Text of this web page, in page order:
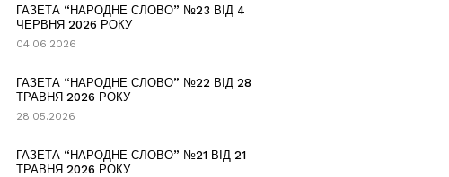
ГАЗЕТА “НАРОДНЕ СЛОВО” №23 ВІД 4
ЧЕРВНЯ 2026 РОКУ
04.06.2026
ГАЗЕТА “НАРОДНЕ СЛОВО” №22 ВІД 28
ТРАВНЯ 2026 РОКУ
28.05.2026
ГАЗЕТА “НАРОДНЕ СЛОВО” №21 ВІД 21
ТРАВНЯ 2026 РОКУ